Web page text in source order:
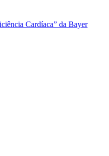
Cardíaca” da Bayer